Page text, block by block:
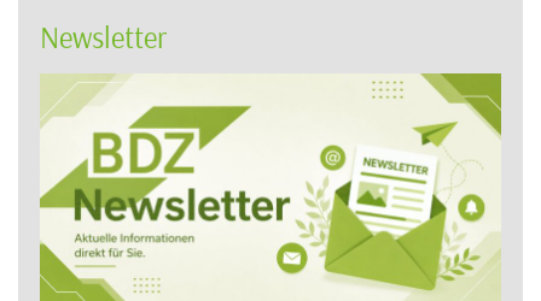
Newsletter